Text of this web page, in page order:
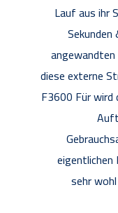
Lauf aus ihr
diese externe
F3600 Für wird
sehr